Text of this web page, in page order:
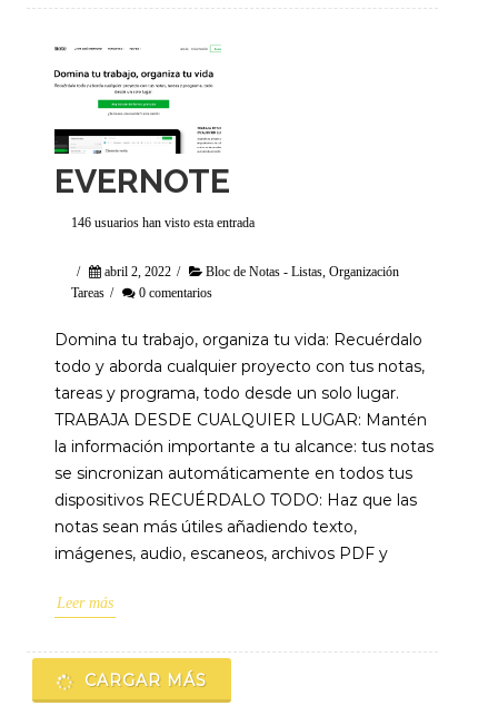
EVERNOTE
146 usuarios han visto esta entrada
/ abril 2, 2022 / Bloc de Notas - Listas Organización
Tareas / 0 comentarios
Domina tu trabajo, organiza tu vida: Recuérdalo
todo y aborda cualquier proyecto con tus notas,
tareas y programa, todo desde un solo lugar.
TRABAJA DESDE CUALQUIER LUGAR: Mantén
la información importante a tu alcance: tus notas
se sincronizan automáticamente en todos tus
dispositivos RECUÉRDALO TODO: Haz que las
notas sean más útiles añadiendo texto,
imágenes, audio, escaneos, archivos PDF y
Leer más
CARGAR MÁS